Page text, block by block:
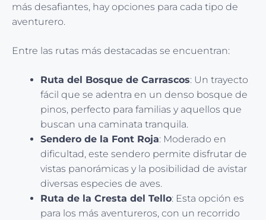
más desafiantes, hay opciones para cada tipo de
aventurero.
Entre las rutas más destacadas se encuentran:
Ruta del Bosque de Carrascos: Un trayecto
fácil que se adentra en un denso bosque de
pinos, perfecto para familias y aquellos que
buscan una caminata tranquila.
Sendero de la Font Roja: Moderado en
dificultad, este sendero permite disfrutar de
vistas panorámicas y la posibilidad de avistar
diversas especies de aves.
Ruta de la Cresta del Tello: Esta opción es
para los más aventureros, con un recorrido